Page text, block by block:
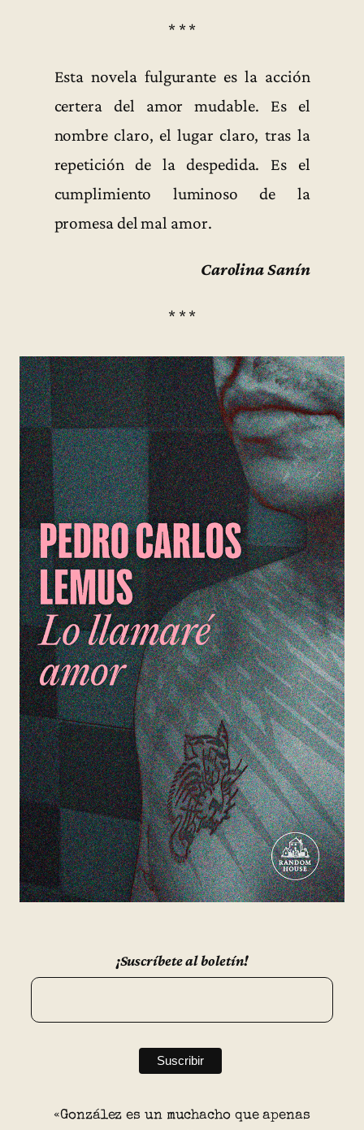
* * *
Esta novela fulgurante es la acción
certera del amor mudable. Es el
nombre claro, el lugar claro, tras la
repetición de la despedida. Es el
cumplimiento luminoso de la
promesa del mal amor.
Carolina Sanín
* * *
¡Suscríbete al boletín!
«González es un muchacho que apenas